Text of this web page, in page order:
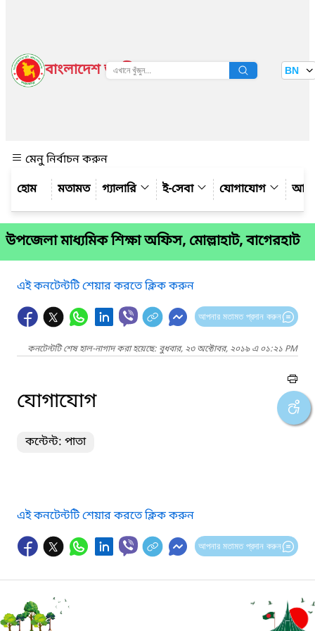
বাংলাদেশ জাতীয় তথ্য বাতায়ন BN
মেনু নির্বাচন করুন
মতামত
গ্যালারি ই-সেবা যোগাযোগ
উপজেলা মাধ্যমিক শিক্ষা অফিস, মোল্লাহাট, বাগেরহাট
এই কনটেন্টটি শেয়ার করতে ক্লিক করুন
আপনার মতামত প্রদান করুন
কনটেন্টটি শেষ হাল-নাগাদ করা হয়েছে: বুধবার, ২৩ অক্টোবর, ২০১৯ এ ০১:২১ PM
যোগাযোগ
কন্টেন্ট: পাতা
এই কনটেন্টটি শেয়ার করতে ক্লিক করুন
আপনার মতামত প্রদান করুন